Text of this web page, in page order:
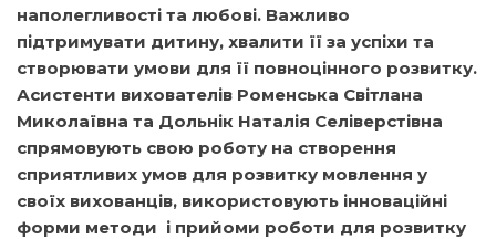
наполегливості та любові. Важливо
підтримувати дитину, хвалити її за успіхи та
створювати умови для її повноцінного розвитку.
Асистенти вихователів Роменська Світлана
Миколаївна та Дольнік Наталія Селіверстівна
спрямовують свою роботу на створення
сприятливих умов для розвитку мовлення у
своїх вихованців, використовують інноваційні
форми методи і прийоми роботи для розвитку